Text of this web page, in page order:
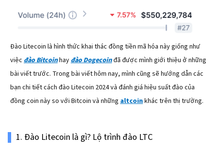
Đào Litecoin là hình thức khai thác đồng tiền mã hóa này giống như
việc đào Bitcoinhayđào Dogecoinđã được mình giới thiệu ở những
bài viết trước. Trong bài viết hôm nay, mình cũng sẽ hướng dẫn các
bạn chi tiết cách đào Litecoin 2024 và đánh giá hiệu suất đào của
đồng coin này so với Bitcoin và những altcoinkhác trên thị trường.
1. Đào Litecoin là gì? Lộ trình đào LTC